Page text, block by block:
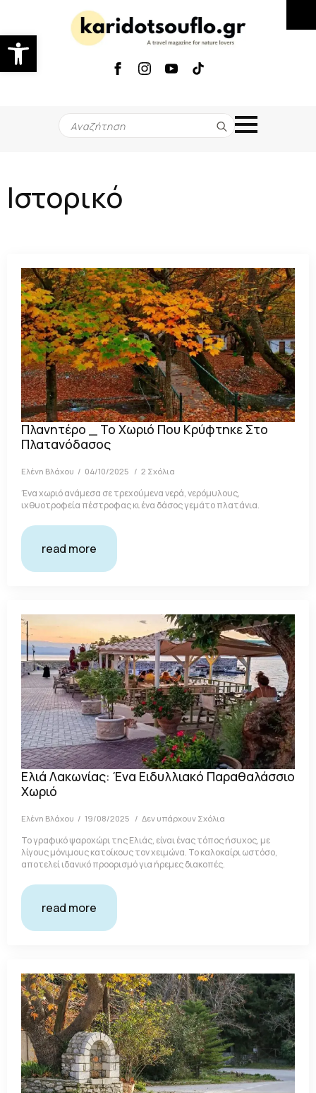
Ανοίξτε τη γραμμή εργαλείων
Search
for:
Ιστορικό
Πλανητέρο _ Το Χωριό Που Κρύφτηκε Στο
Πλατανόδασος
Ελένη Βλάχου 04/10/2025 2 Σχόλια
Ένα χωριό ανάμεσα σε τρεχούμενα νερά, νερόμυλους,
ιχθυοτροφεία πέστροφας κι ένα δάσος γεμάτο πλατάνια.
read more
Ελιά Λακωνίας: Ένα Ειδυλλιακό Παραθαλάσσιο
Χωριό
Ελένη Βλάχου 19/08/2025 Δεν υπάρχουν Σχόλια
Το γραφικό ψαροχώρι της Ελιάς, είναι ένας τόπος ήσυχος, με
λίγους μόνιμους κατοίκους τον χειμώνα. Το καλοκαίρι ωστόσο,
αποτελεί ιδανικό προορισμό για ήρεμες διακοπές.
read more